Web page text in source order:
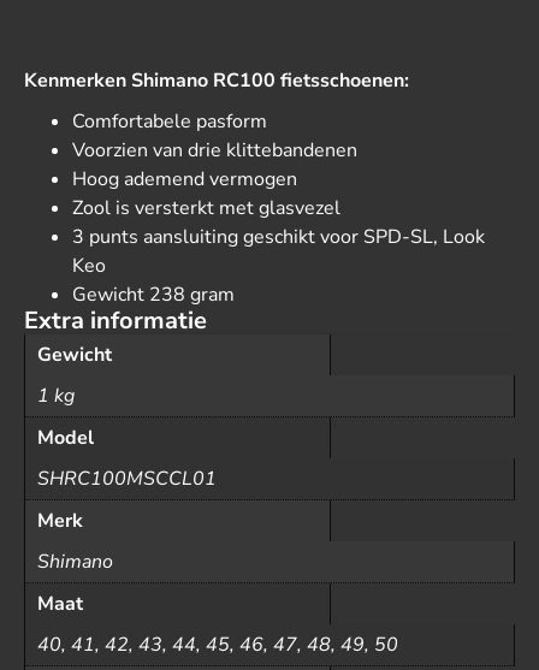
Kenmerken Shimano RC100 fietsschoenen:
Comfortabele pasform
Voorzien van drie klittebandenen
Hoog ademend vermogen
Zool is versterkt met glasvezel
3 punts aansluiting geschikt voor SPD-SL, Look
Keo
Gewicht 238 gram
Extra informatie
Gewicht
1 kg
Model
SHRC100MSCCL01
Merk
Shimano
Maat
40, 41, 42, 43, 44, 45, 46, 47, 48, 49, 50